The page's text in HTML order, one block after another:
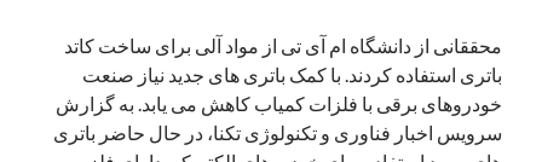
ژانویه 2024
دسامبر 2023
نوامبر 2023
محققانی از دانشگاه ام آی تی از مواد آلی برای ساخت کاتد
باتری استفاده کردند. با کمک باتری های جدید نیاز صنعت
خودروهای برقی با فلزات کمیاب کاهش می یابد. به گزارش
سرویس اخبار فناوری و تکنولوژی تکنا، در حال حاضر باتری